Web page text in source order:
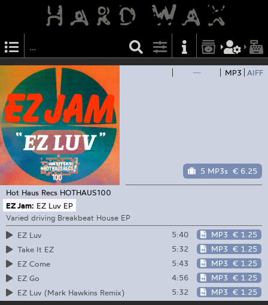
— MP3 AIFF
5 MP3s € 6.25
Hot Haus Recs HOTHAUS100
EZ Jam: EZ Luv EP
Varied driving Breakbeat House EP
EZ Luv
5:40 MP3 € 1.25
Take It EZ
5:32 MP3 € 1.25
EZ Come
5:43 MP3 € 1.25
EZ Go
4:56 MP3 € 1.25
EZ Luv (Mark Hawkins Remix)
5:32 MP3 € 1.25